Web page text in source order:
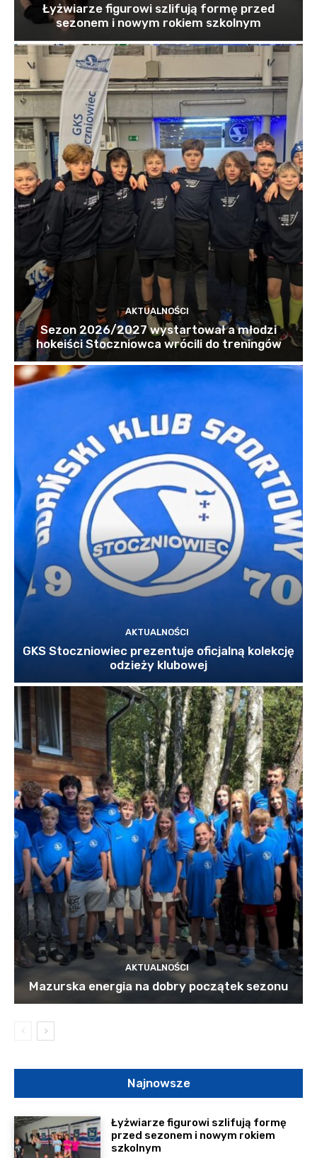
Łyżwiarze figurowi szlifują formę przed
sezonem i nowym rokiem szkolnym
AKTUALNOŚCI
Sezon 2026/2027 wystartował a młodzi
hokeiści Stoczniowca wrócili do treningów
AKTUALNOŚCI
GKS Stoczniowiec prezentuje oficjalną kolekcję
odzieży klubowej
AKTUALNOŚCI
Mazurska energia na dobry początek sezonu
Najnowsze
Łyżwiarze figurowi szlifują formę
przed sezonem i nowym rokiem
szkolnym